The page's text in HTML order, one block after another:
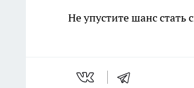
Не упустите шанс стать